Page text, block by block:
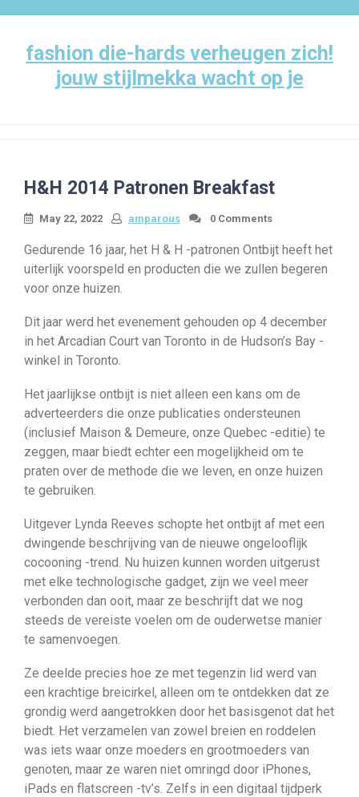
contentfashion die-hards verheugen zich!
jouw stijlmekka wacht op je
H&H 2014 Patronen Breakfast
May 22, 2022 amparous 0 Comments
Gedurende 16 jaar, het H & H -patronen Ontbijt heeft het
uiterlijk voorspeld en producten die we zullen begeren
voor onze huizen.
Dit jaar werd het evenement gehouden op 4 december
in het Arcadian Court van Toronto in de Hudson’s Bay -
winkel in Toronto.
Het jaarlijkse ontbijt is niet alleen een kans om de
adverteerders die onze publicaties ondersteunen
(inclusief Maison & Demeure, onze Quebec -editie) te
zeggen, maar biedt echter een mogelijkheid om te
praten over de methode die we leven, en onze huizen
te gebruiken.
Uitgever Lynda Reeves schopte het ontbijt af met een
dwingende beschrijving van de nieuwe ongelooflijk
cocooning -trend. Nu huizen kunnen worden uitgerust
met elke technologische gadget, zijn we veel meer
verbonden dan ooit, maar ze beschrijft dat we nog
steeds de vereiste voelen om de ouderwetse manier
te samenvoegen.
Ze deelde precies hoe ze met tegenzin lid werd van
een krachtige breicirkel, alleen om te ontdekken dat ze
grondig werd aangetrokken door het basisgenot dat het
biedt. Het verzamelen van zowel breien en roddelen
was iets waar onze moeders en grootmoeders van
genoten, maar ze waren niet omringd door iPhones,
iPads en flatscreen -tv’s. Zelfs in een digitaal tijdperk